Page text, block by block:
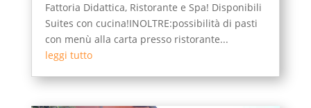
Fattoria Didattica, Ristorante e Spa! Disponibili
Suites con cucina!INOLTRE:possibilità di pasti
con menù alla carta presso ristorante...
leggi tutto